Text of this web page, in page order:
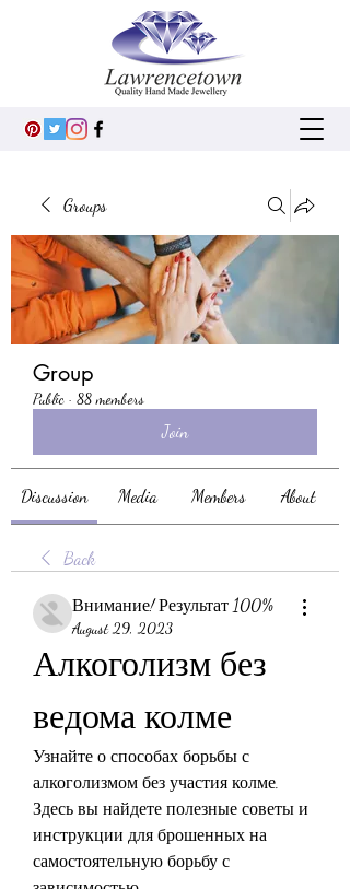
Groups
Group
Public · 88 members
Join
Discussion Media Members About
Back
Внимание! Результат 100%
August 29, 2023
Алкоголизм без
ведома колме
Узнайте о способах борьбы с
алкоголизмом без участия колме.
Здесь вы найдете полезные советы и
инструкции для брошенных на
самостоятельную борьбу с